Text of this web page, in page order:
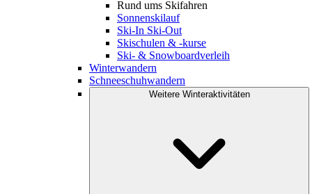
Rund ums Skifahren
Sonnenskilauf
Ski-In Ski-Out
Skischulen & -kurse
Ski- & Snowboardverleih
Winterwandern
Schneeschuhwandern
Weitere Winteraktivitäten